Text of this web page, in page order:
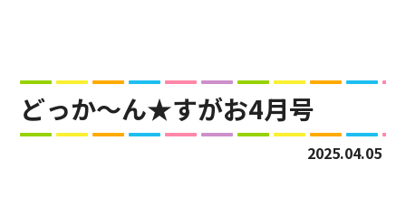
どっか～ん★すがお4月号
2025.04.05